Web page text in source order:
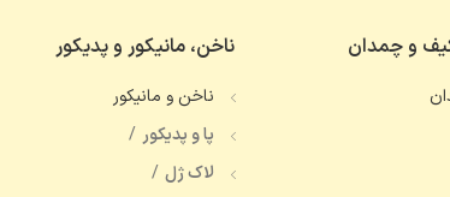
و چمدان ناخن، مانیکور و پدیکور
ناخن و مانیکور
پا و پدیکور
لاک ژل